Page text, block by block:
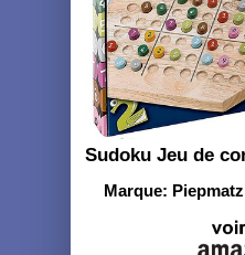
Sudoku Jeu de
Marque: